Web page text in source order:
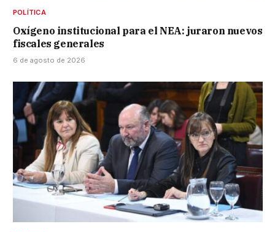
POLÍTICA
Oxígeno institucional para el NEA: juraron nuevos
fiscales generales
6 de agosto de 2026